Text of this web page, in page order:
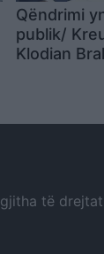
Qëndrimi
publik/
Klodian
të